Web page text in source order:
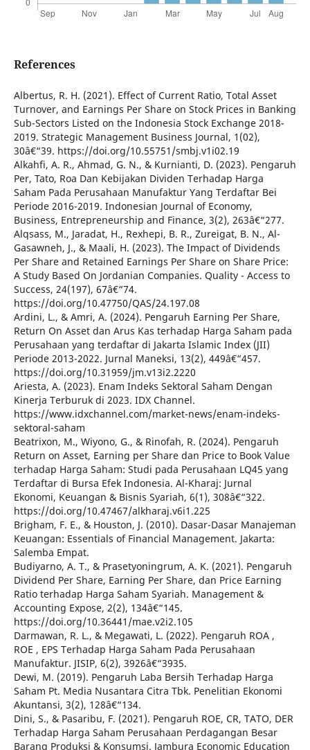
References
Albertus, R. H. (2021). Effect of Current Ratio, Total Asset
Turnover, and Earnings Per Share on Stock Prices in Banking
Sub-Sectors Listed on the Indonesia Stock Exchange 2018-
2019. Strategic Management Business Journal, 1(02),
30â€“39. https://doi.org/10.55751/smbj.v1i02.19
Alkahfi, A. R., Ahmad, G. N., & Kurnianti, D. (2023). Pengaruh
Per, Tato, Roa Dan Kebijakan Dividen Terhadap Harga
Saham Pada Perusahaan Manufaktur Yang Terdaftar Bei
Periode 2016-2019. Indonesian Journal of Economy,
Business, Entrepreneurship and Finance, 3(2), 263â€“277.
Alqsass, M., Jaradat, H., Rexhepi, B. R., Zureigat, B. N., Al-
Gasawneh, J., & Maali, H. (2023). The Impact of Dividends
Per Share and Retained Earnings Per Share on Share Price:
A Study Based On Jordanian Companies. Quality - Access to
Success, 24(197), 67â€“74.
https://doi.org/10.47750/QAS/24.197.08
Ardini, L., & Amri, A. (2024). Pengaruh Earning Per Share,
Return On Asset dan Arus Kas terhadap Harga Saham pada
Perusahaan yang terdaftar di Jakarta Islamic Index (JII)
Periode 2013-2022. Jurnal Maneksi, 13(2), 449â€“457.
https://doi.org/10.31959/jm.v13i2.2220
Ariesta, A. (2023). Enam Indeks Sektoral Saham Dengan
Kinerja Terburuk di 2023. IDX Channel.
https://www.idxchannel.com/market-news/enam-indeks-
sektoral-saham
Beatrixon, M., Wiyono, G., & Rinofah, R. (2024). Pengaruh
Return on Asset, Earning per Share dan Price to Book Value
terhadap Harga Saham: Studi pada Perusahaan LQ45 yang
Terdaftar di Bursa Efek Indonesia. Al-Kharaj: Jurnal
Ekonomi, Keuangan & Bisnis Syariah, 6(1), 308â€“322.
https://doi.org/10.47467/alkharaj.v6i1.225
Brigham, F. E., & Houston, J. (2010). Dasar-Dasar Manajeman
Keuangan: Essentials of Financial Management. Jakarta:
Salemba Empat.
Budiyarno, A. T., & Prasetyoningrum, A. K. (2021). Pengaruh
Dividend Per Share, Earning Per Share, dan Price Earning
Ratio terhadap Harga Saham Syariah. Management &
Accounting Expose, 2(2), 134â€“145.
https://doi.org/10.36441/mae.v2i2.105
Darmawan, R. L., & Megawati, L. (2022). Pengaruh ROA ,
ROE , EPS Terhadap Harga Saham Pada Perusahaan
Manufaktur. JISIP, 6(2), 3926â€“3935.
Dewi, M. (2019). Pengaruh Laba Bersih Terhadap Harga
Saham Pt. Media Nusantara Citra Tbk. Penelitian Ekonomi
Akuntansi, 3(2), 128â€“134.
Dini, S., & Pasaribu, F. (2021). Pengaruh ROE, CR, TATO, DER
Terhadap Harga Saham Perusahaan Perdagangan Besar
Barang Produksi & Konsumsi. Jambura Economic Education